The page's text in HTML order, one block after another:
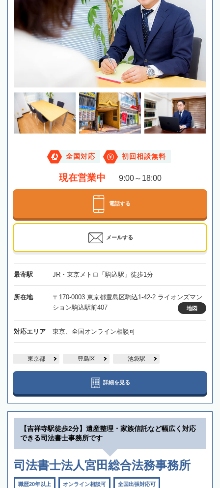
全国対応 初回相談無料
現在営業中 9:00～18:00
電話する
メールする
最寄駅 JR・東京メトロ「駒込駅」徒歩1分
所在地
〒170-0003 東京都豊島区駒込1-42-2 ライオンズマン
ション駒込駅前407
地図
対応エリア 東京、全国オンライン相談可
東京都 豊島区 池袋駅
詳細を見る
【吉祥寺駅徒歩2分】遺産整理・家族信託など幅広く対応
できる司法書士事務所です
司法書士法人宮田総合法務事務所
職歴20年以上 オンライン相談可 全国出張対応可